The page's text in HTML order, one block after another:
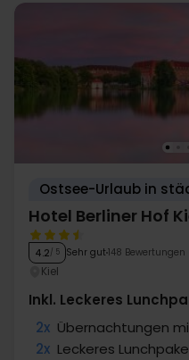
Ostsee-Urlaub in
Hotel Berliner Hof
4.2/ 5 Sehr gut 148 Bewertungen
Kiel
Inkl. Leckeres
2x Übernachtungen
2x Leckeres